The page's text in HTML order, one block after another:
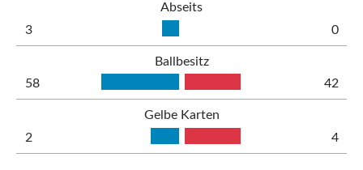
Abseits
3
0
Ballbesitz
58
42
Gelbe Karten
2
4